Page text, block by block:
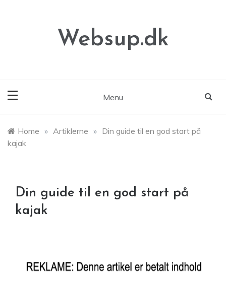
Websup.dk
Menu
Home » Artiklerne » Din guide til en god start på
kajak
Din guide til en god start på
kajak